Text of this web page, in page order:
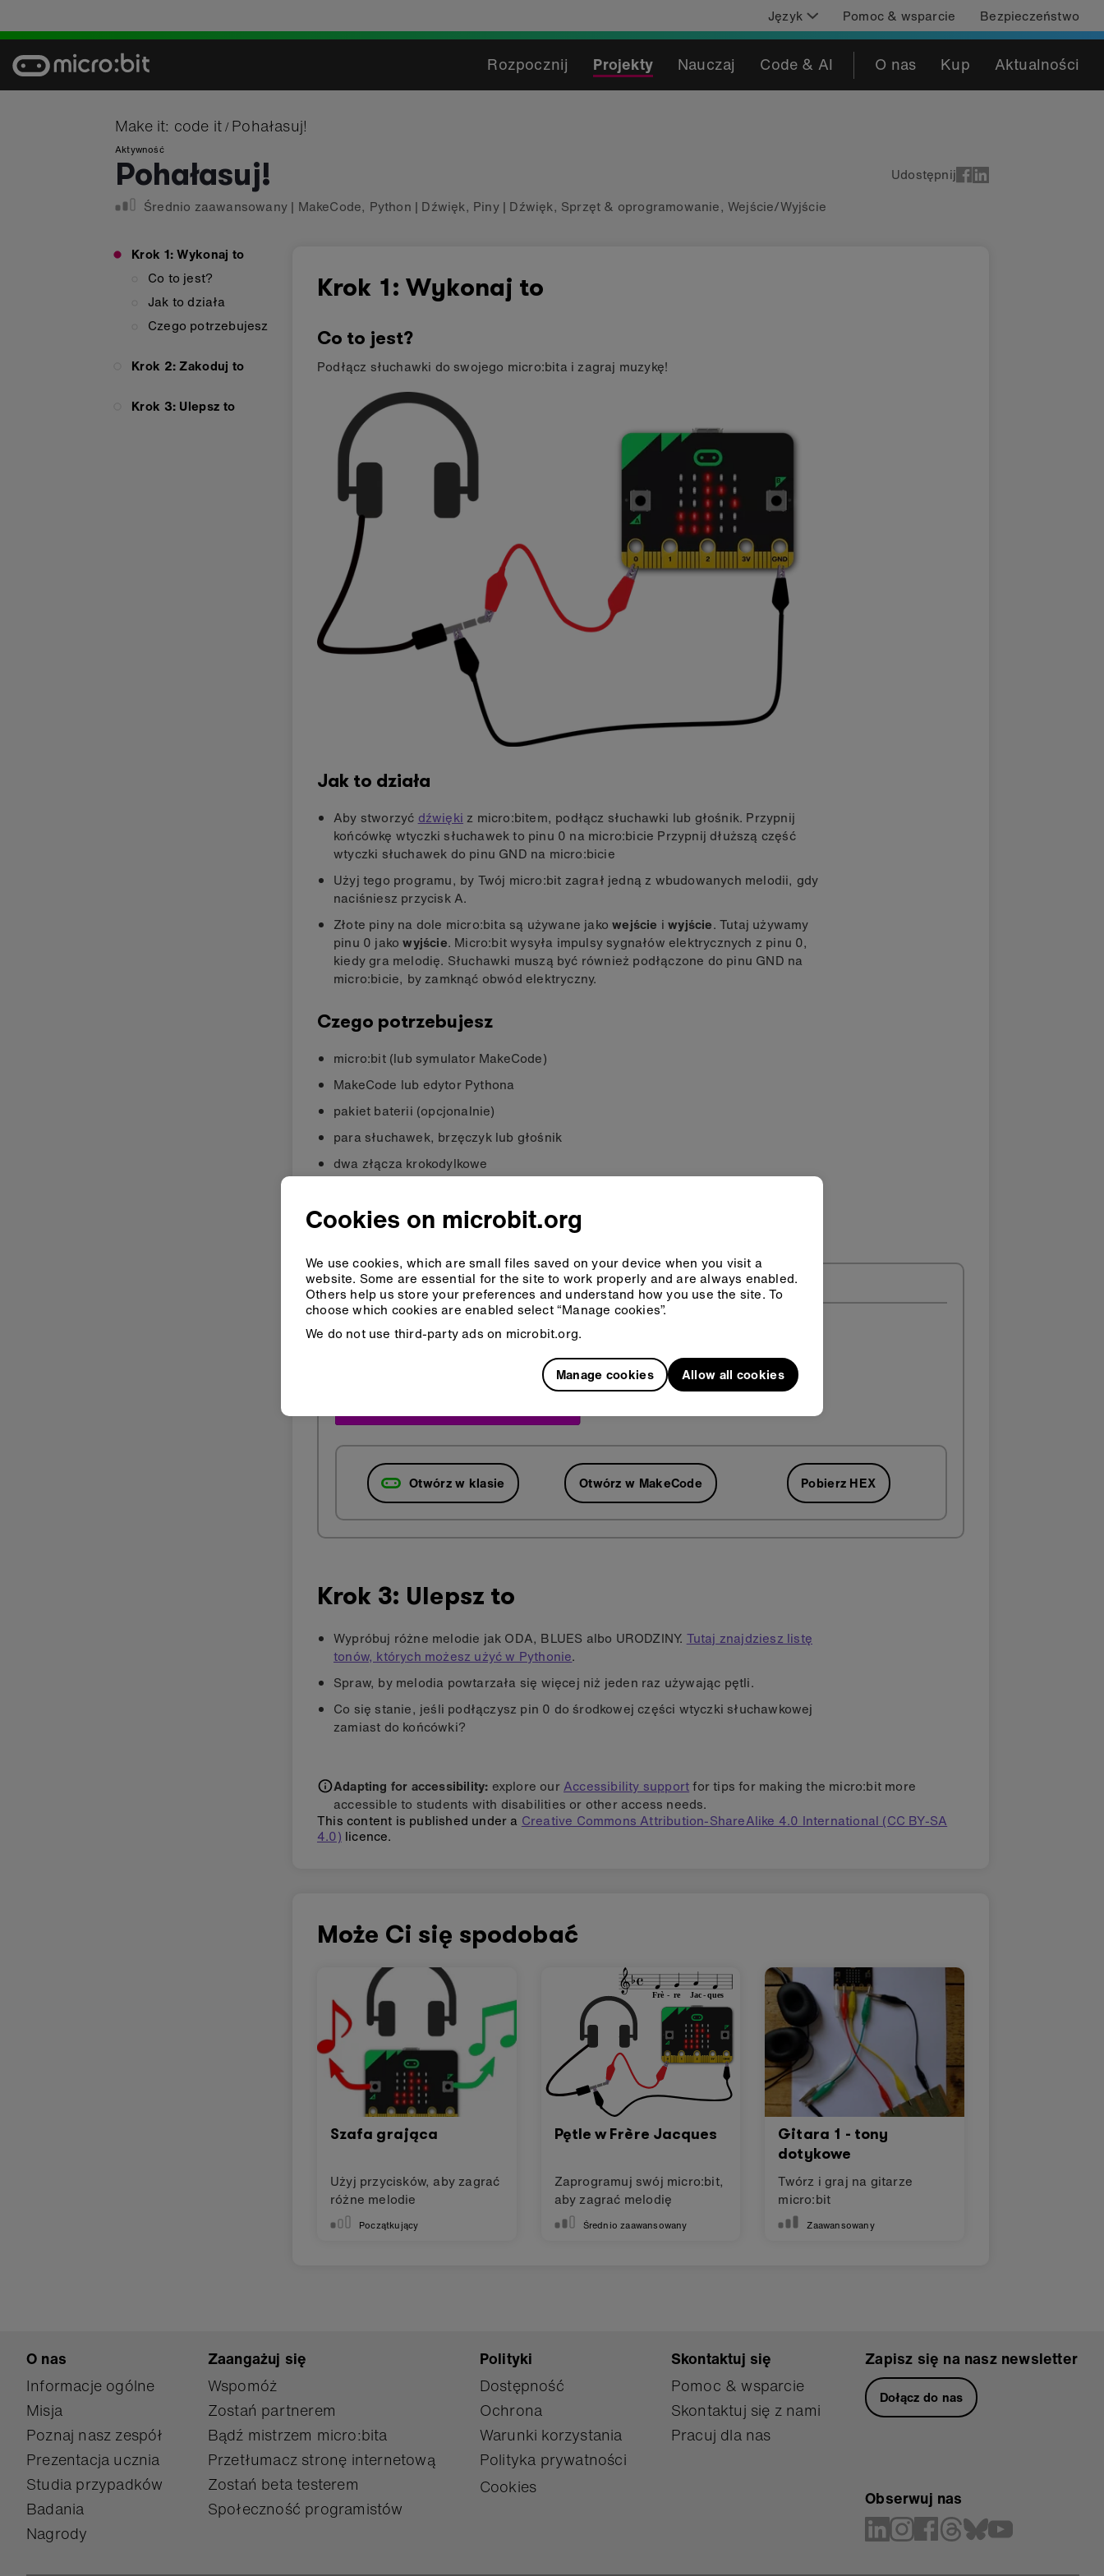
content
Język Pomoc & wsparcie Bezpieczeństwo
Rozpocznij Projekty Nauczaj Code & AI O nas Kup Aktualności
Make it: code it / Pohałasuj!
Aktywność
Pohałasuj!
Udostępnij
Średnio zaawansowany | MakeCode, Python | Dźwięk, Piny| Dźwięk, Sprzęt & oprogramowanie,Wejście/Wyjście
Krok 1: Wykonaj to
Co to jest?
Jak to działa
Czego potrzebujesz
Krok 2: Zakoduj to
Krok 3: Ulepsz to
Krok 1: Wykonaj to
Co to jest?
Podłącz słuchawki do swojego micro:bita i zagraj muzykę!
Jak to działa
Aby stworzyć dźwięki z micro:bitem, podłącz słuchawki lub głośnik. Przypnij
końcówkę wtyczki słuchawek to pinu 0 na micro:bicie Przypnij dłuższą część
wtyczki słuchawek do pinu GND na micro:bicie
Użyj tego programu, by Twój micro:bit zagrał jedną z wbudowanych melodii, gdy
naciśniesz przycisk A.
Złote piny na dole micro:bita są używane jakowejście iwyjście. Tutaj używamy
pinu 0 jakowyjście. Micro:bit wysyła impulsy sygnałów elektrycznych z pinu 0,
kiedy gra melodię. Słuchawki muszą być również podłączone do pinu GND na
micro:bicie, by zamknąć obwód elektryczny.
Czego potrzebujesz
micro:bit (lub symulator MakeCode)
MakeCode lub edytor Pythona
pakiet baterii (opcjonalnie)
para słuchawek, brzęczyk lub głośnik
dwa złącza krokodylkowe
Krok 2: Zakoduj to
MakeCode Python
Otwórz w klasie Otwórz w MakeCode Pobierz HEX
Krok 3: Ulepsz to
Wypróbuj różne melodie jak ODA, BLUES albo URODZINY. Tutaj znajdziesz listę
tonów, których możesz użyć w Pythonie.
Spraw, by melodia powtarzała się więcej niż jeden raz używając pętli.
Co się stanie, jeśli podłączysz pin 0 do środkowej części wtyczki słuchawkowej
zamiast do końcówki?
Adapting for accessibility: explore ourAccessibility supportfor tips for making the micro:bit more
accessible to students with disabilities or other access needs.
This content is published under a Creative Commons Attribution-ShareAlike 4.0 International (CC BY-SA
4.0) licence.
Może Ci się spodobać
Szafa grająca
Użyj przycisków, aby zagrać
różne melodie
Początkujący
Pętle w Frère Jacques
Zaprogramuj swój micro:bit,
aby zagrać melodię
Średnio zaawansowany
Gitara 1 - tony
dotykowe
Twórz i graj na gitarze
micro:bit
Zaawansowany
O nas
Informacje ogólne
Misja
Poznaj nasz zespół
Prezentacja ucznia
Studia przypadków
Badania
Nagrody
Zaangażuj się
Wspomóż
Zostań partnerem
Bądź mistrzem micro:bita
Przetłumacz stronę internetową
Zostań beta testerem
Społeczność programistów
Polityki
Dostępność
Ochrona
Warunki korzystania
Polityka prywatności
Cookies
Skontaktuj się
Pomoc & wsparcie
Skontaktuj się z nami
Pracuj dla nas
Zapisz się na nasz newsletter
Dołącz do nas
Obserwuj nas
Cookies on microbit.org
We use cookies, which are small files saved on your device when you visit a
website. Some are essential for the site to work properly and are always enabled.
Others help us store your preferences and understand how you use the site. To
choose which cookies are enabled select “Manage cookies”.
We do not use third-party ads on microbit.org.
Manage cookies Allow all cookies